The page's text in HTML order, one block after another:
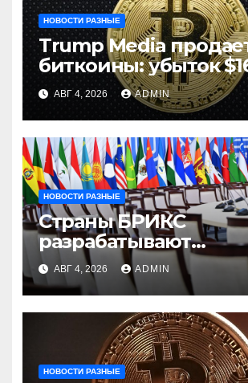
НОВОСТИ РАЗНЫЕ
Trump Media
биткоины: убыток
АВГ 4, 2026 ADMIN
НОВОСТИ РАЗНЫЕ
Страны БРИКС
разрабатывают
инфраструктуру на
цифровых валют
центробанков
АВГ 4, 2026 ADMIN
НОВОСТИ РАЗНЫЕ